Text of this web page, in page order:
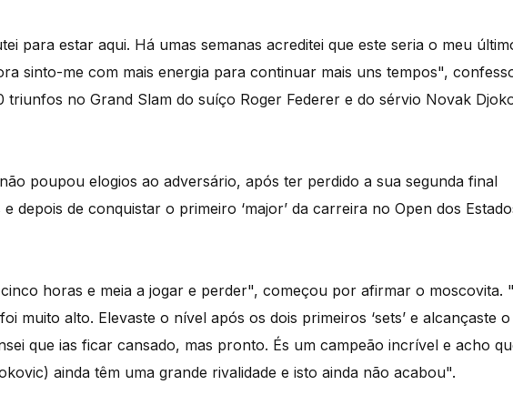
para estar aqui. Há umas semanas acreditei que este seria o meu
sinto-me com mais energia para continuar mais uns tempos",
triunfos no Grand Slam do suíço Roger Federer e do sérvio Novak
poupou elogios ao adversário, após ter perdido a sua segunda final
depois de conquistar o primeiro ‘major’ da carreira no Open dos
horas e meia a jogar e perder", começou por afirmar o moscovita.
muito alto. Elevaste o nível após os dois primeiros ‘sets’ e alcançaste o
que ias ficar cansado, mas pronto. És um campeão incrível e acho
ainda têm uma grande rivalidade e isto ainda não acabou".